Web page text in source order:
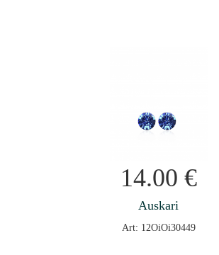
14.00 €
Auskari
Art: 12OiOi30449